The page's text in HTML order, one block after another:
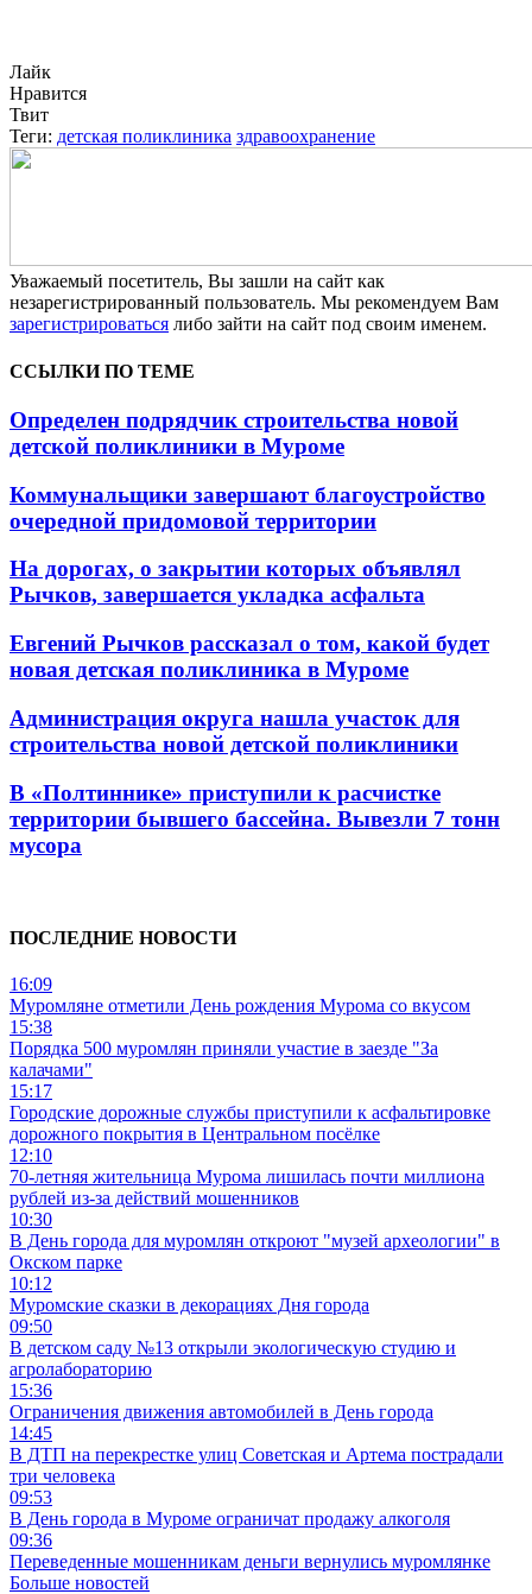
Лайк
Нравится
Твит
Теги: детская поликлиника здравоохранение
Уважаемый посетитель, Вы зашли на сайт как
незарегистрированный пользователь. Мы рекомендуем Вам
зарегистрироваться либо зайти на сайт под своим именем.
ССЫЛКИ ПО ТЕМЕ
Определен подрядчик строительства новой
детской поликлиники в Муроме
Коммунальщики завершают благоустройство
очередной придомовой территории
На дорогах, о закрытии которых объявлял
Рычков, завершается укладка асфальта
Евгений Рычков рассказал о том, какой будет
новая детская поликлиника в Муроме
Администрация округа нашла участок для
строительства новой детской поликлиники
В «Полтиннике» приступили к расчистке
территории бывшего бассейна. Вывезли 7 тонн
мусора
ПОСЛЕДНИЕ НОВОСТИ
16:09
Муромляне отметили День рождения Мурома со вкусом
15:38
Порядка 500 муромлян приняли участие в заезде "За
калачами"
15:17
Городские дорожные службы приступили к асфальтировке
дорожного покрытия в Центральном посёлке
12:10
70-летняя жительница Мурома лишилась почти миллиона
рублей из-за действий мошенников
10:30
В День города для муромлян откроют "музей археологии" в
Окском парке
10:12
Муромские сказки в декорациях Дня города
09:50
В детском саду №13 открыли экологическую студию и
агролабораторию
15:36
Ограничения движения автомобилей в День города
14:45
В ДТП на перекрестке улиц Советская и Артема пострадали
три человека
09:53
В День города в Муроме ограничат продажу алкоголя
09:36
Переведенные мошенникам деньги вернулись муромлянке
Больше новостей